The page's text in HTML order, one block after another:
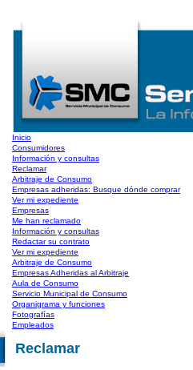
Inicio
Consumidores
Información y consultas
Reclamar
Arbitraje de Consumo
Empresas adheridas: Busque dónde comprar
Ver mi expediente
Empresas
Me han reclamado
Información y consultas
Redactar su contrato
Ver mi expediente
Arbitraje de Consumo
Empresas Adheridas al Arbitraje
Aula de Consumo
Servicio Municipal de Consumo
Organigrama y funciones
Fotografías
Empleados
Reclamar